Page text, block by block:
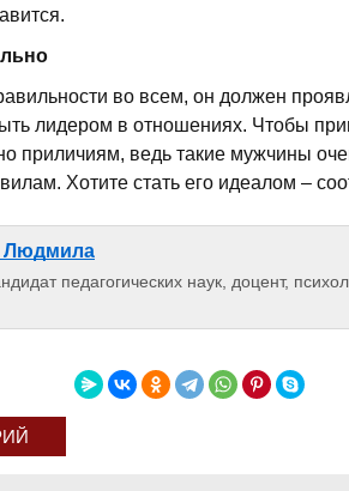
во всем, он должен
лидером в отношениях. Чтобы
приличиям, ведь такие мужчины
Хотите стать его идеалом –
Людмила
педагогических наук, доцент,